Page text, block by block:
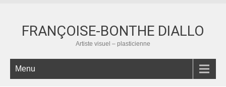
FRANÇOISE-BONTHE DIALLO
Artiste visuel – plasticienne
Menu